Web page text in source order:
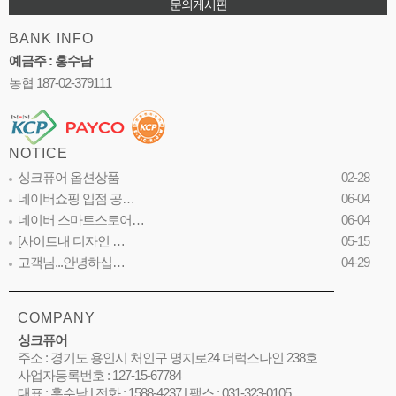
문의게시판
BANK INFO
예금주 : 홍수남
농협 187-02-379111
NOTICE
싱크퓨어 옵션상품
02-28
네이버쇼핑 입점 공…
06-04
네이버 스마트스토어…
06-04
[사이트내 디자인 …
05-15
고객님...안녕하십…
04-29
COMPANY
싱크퓨어
주소 : 경기도 용인시 처인구 명지로24 더럭스나인 238호
사업자등록번호 : 127-15-67784
대표 : 홍수남 | 전화 : 1588-4237 | 팩스 : 031-323-0105